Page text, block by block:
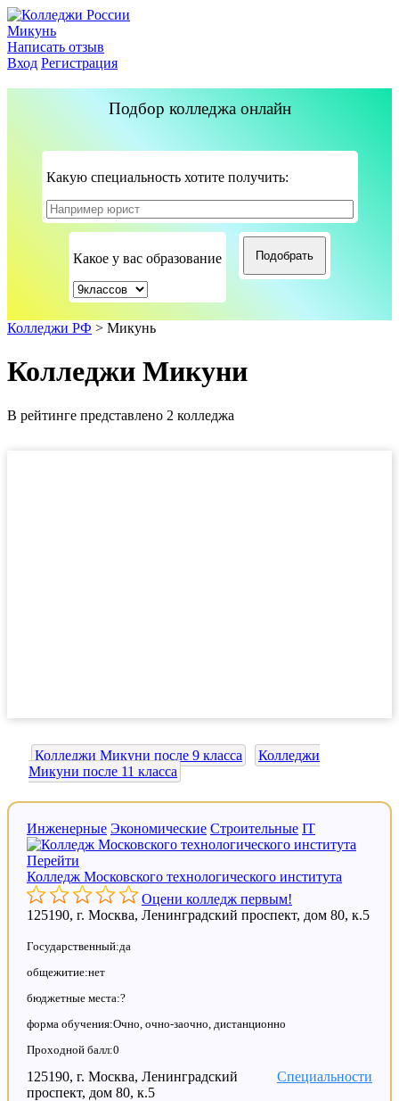
Микунь
Написать отзыв
Вход Регистрация
Подбор колледжа онлайн
Какую специальность хотите получить:
Какое у вас образование
Колледжи РФ > Микунь
Колледжи Микуни
В рейтинге представлено 2 колледжа
Колледжи Микуни после 9 класса
Колледжи
Микуни после 11 класса
Инженерные Экономические Строительные IT
Перейти
Колледж Московского технологического института
Оцени колледж первым!
125190, г. Москва, Ленинградский проспект, дом 80, к.5
Государственный:да
общежитие:нет
бюджетные места:?
форма обучения:Очно, очно-заочно, дистанционно
Проходной балл:0
Специальности
125190, г. Москва, Ленинградский
проспект, дом 80, к.5